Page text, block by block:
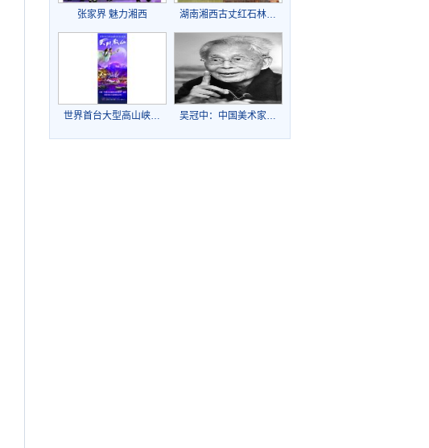
张家界 魅力湘西 湖南湘西古丈红石林…
世界首台大型高山峡… 吴冠中：中国美术家…